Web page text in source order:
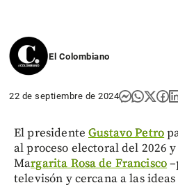
El Colombiano
22 de septiembre de 2024
El presidenteGustavo Petro
al proceso electoral del 2026
Margarita Rosa de Francisco
televisón y cercana a las